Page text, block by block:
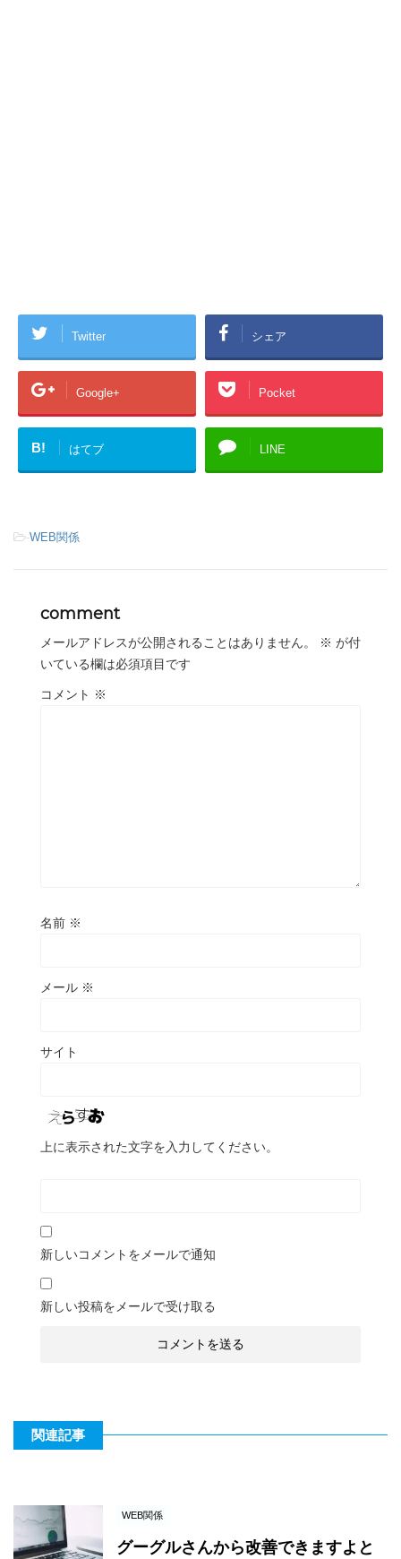
Twitter シェア
Google+ Pocket
B! はてブ LINE
-WEB関係
comment
メールアドレスが公開されることはありません。 ※ が付
いている欄は必須項目です
コメント ※
名前 ※
メール ※
サイト
上に表示された文字を入力してください。
新しいコメントをメールで通知
新しい投稿をメールで受け取る
関連記事
WEB関係
グーグルさんから改善できますよと